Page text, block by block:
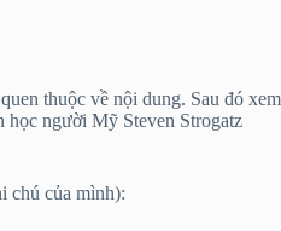
thuộc về nội dung. Sau đó xem
học người Mỹ Steven Strogatz
chú của mình):